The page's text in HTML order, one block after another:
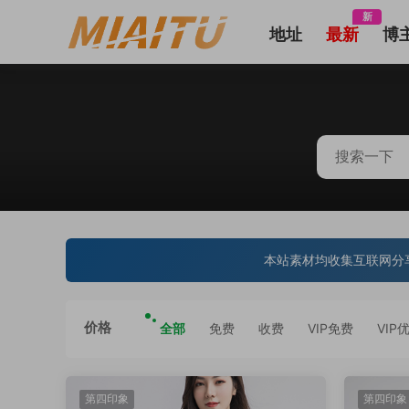
地址 最新
新
博
本站素材均收集互联网
价格 全部 免费 收费 VIP免费 VIP
第四印象 第四印象